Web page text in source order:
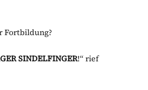
Fortbildung?
SINDELFINGER!“ rief